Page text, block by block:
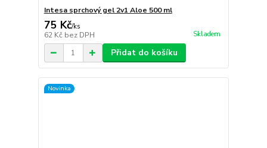
Intesa sprchový gel 2v1 Aloe 500 ml
75 Kč/ks
62 Kč bez DPH Skladem
Přidat do košíku
Novinka